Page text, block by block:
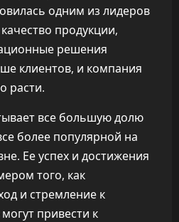
одним из лидеров
продукции,
решения
клиентов, и компания
расти.
все большую долю
более популярной на
Ее успех и достижения
того, как
и стремление к
привести к